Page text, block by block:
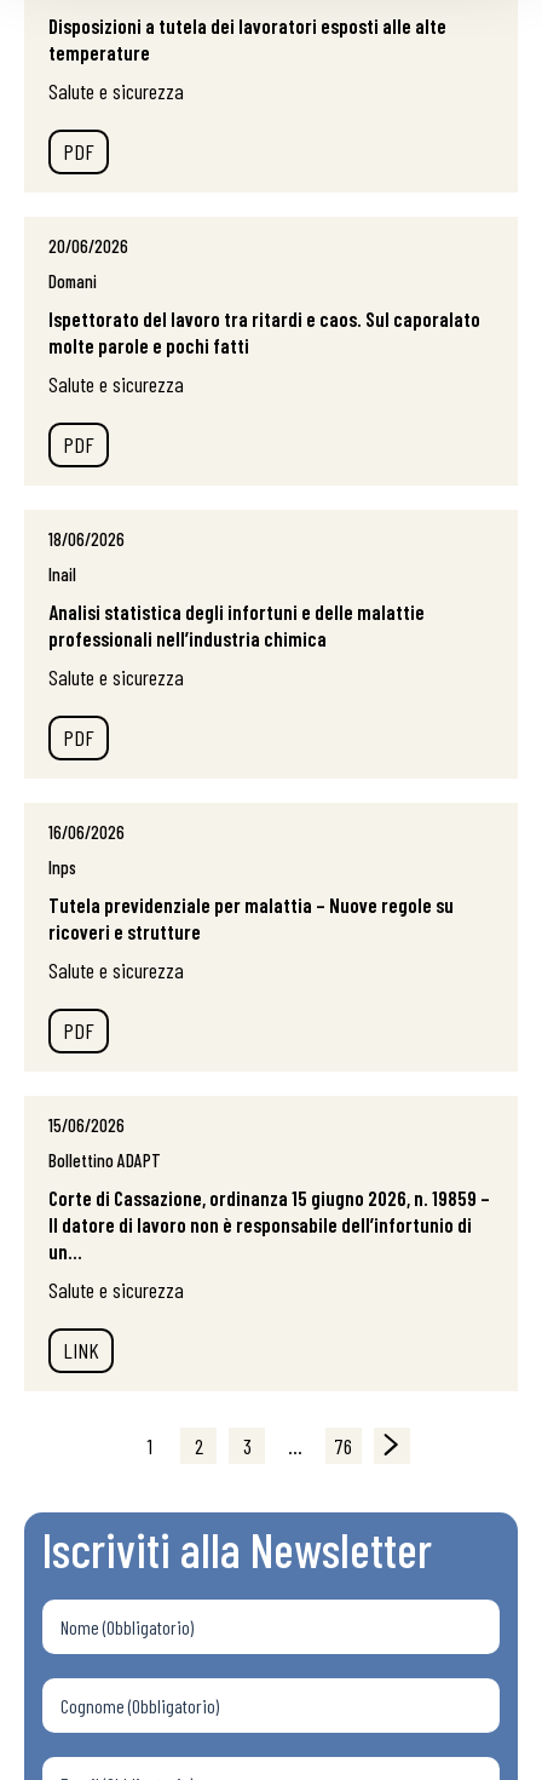
Disposizioni a tutela dei lavoratori esposti alle alte
temperature
Salute e sicurezza
PDF
20/06/2026
Domani
Ispettorato del lavoro tra ritardi e caos. Sul caporalato
molte parole e pochi fatti
Salute e sicurezza
PDF
18/06/2026
Inail
Analisi statistica degli infortuni e delle malattie
professionali nell’industria chimica
Salute e sicurezza
PDF
16/06/2026
Inps
Tutela previdenziale per malattia – Nuove regole su
ricoveri e strutture
Salute e sicurezza
PDF
15/06/2026
Bollettino ADAPT
Corte di Cassazione, ordinanza 15 giugno 2026, n. 19859 –
Il datore di lavoro non è responsabile dell’infortunio di
un...
Salute e sicurezza
LINK
1 2 3 … 76
Iscriviti alla Newsletter